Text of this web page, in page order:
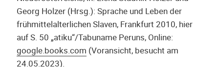
Georg Holzer (Hrsg.): Sprache und Leben der
frühmittelalterlichen Slaven, Frankfurt 2010, hier
auf S. 50 „atiku“/Tabuname Peruns, Online:
google.books.com (Voransicht, besucht am
24.05.2023).